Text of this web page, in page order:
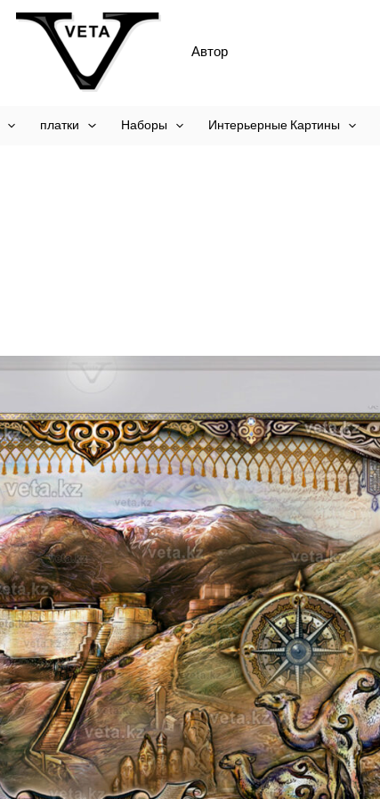
Автор
платки Наборы Интерьерные Картины